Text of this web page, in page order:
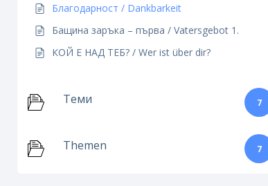
Благодарност / Dankbarkeit
Бащина заръка – първа / Vatersgebot 1.
КОЙ Е НАД ТЕБ? / Wer ist über dir?
Теми 7
Тhemen 7